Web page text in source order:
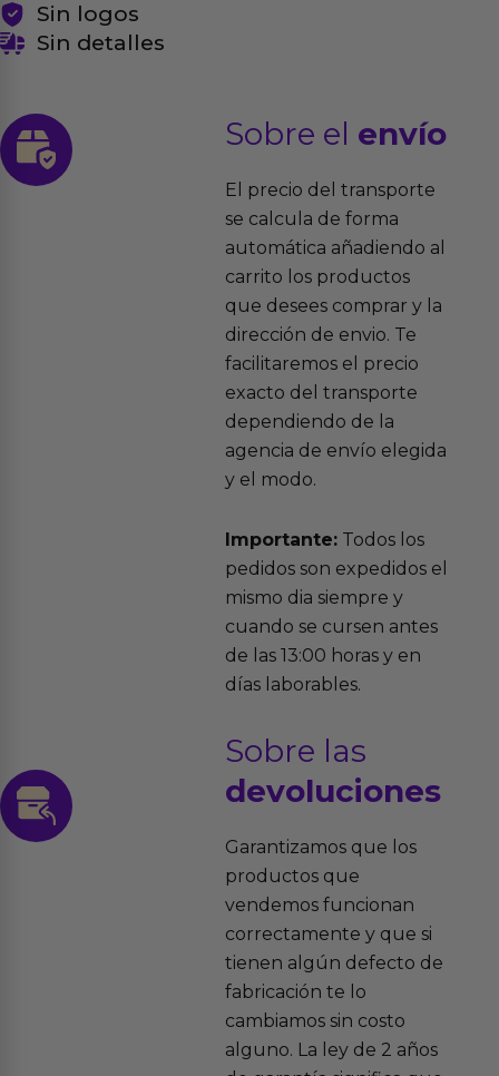
Sin logos
Sin detalles
Sobre el envío
El precio del transporte
se calcula de forma
automática añadiendo al
carrito los productos
que desees comprar y la
dirección de envio. Te
facilitaremos el precio
exacto del transporte
dependiendo de la
agencia de envío elegida
y el modo.
Importante:Todos los
pedidos son expedidos el
mismo dia siempre y
cuando se cursen antes
de las 13:00 horas y en
días laborables.
Sobre las
devoluciones
Garantizamos que los
productos que
vendemos funcionan
correctamente y que si
tienen algún defecto de
fabricación te lo
cambiamos sin costo
alguno. La ley de 2 años